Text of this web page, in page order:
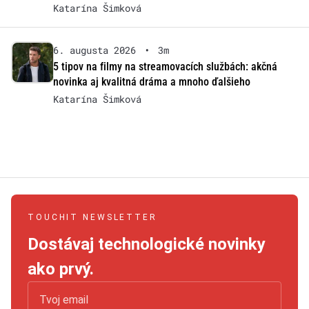
Katarína Šimková
6. augusta 2026 •
3m
5 tipov na filmy na streamovacích službách: akčná
novinka aj kvalitná dráma a mnoho ďalšieho
Katarína Šimková
TOUCHIT NEWSLETTER
Dostávaj technologické novinky
ako prvý.